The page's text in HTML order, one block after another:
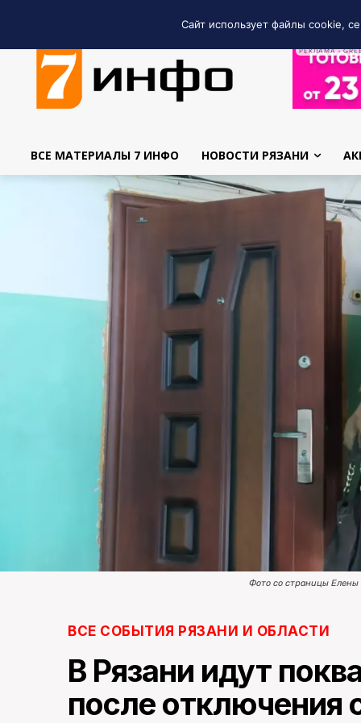
РЕКЛАМА •
ВСЕ МАТЕРИАЛЫ 7 ИНФО НОВОСТИ РЯЗАНИ
Фото со страницы Елены
ВСЕ СОБЫТИЯ РЯЗАНИ И ОБЛАСТИ
В Рязани идут
после отключения
Сайт использует файлы cookie,